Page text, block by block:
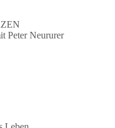
Peter Neururer